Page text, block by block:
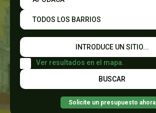
Ver resultados en el mapa.
Solicite un presupuesto ahora